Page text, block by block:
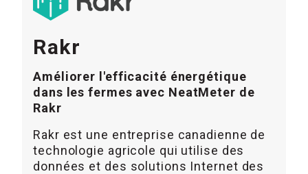
Rakr
Améliorer l'efficacité énergétique
dans les fermes avec NeatMeter de
Rakr
Rakr est une entreprise canadienne de
technologie agricole qui utilise des
données et des solutions Internet des